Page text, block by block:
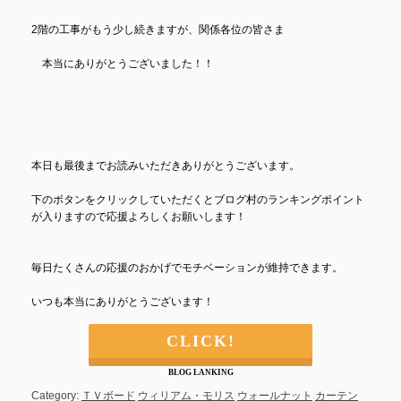
2階の工事がもう少し続きますが、関係各位の皆さま
本当にありがとうございました！！
本日も最後までお読みいただきありがとうございます。
下のボタンをクリックしていただくとブログ村のランキングポイント
が入りますので応援よろしくお願いします！
毎日たくさんの応援のおかげでモチベーションが維持できます。
いつも本当にありがとうございます！
CLICK!
BLOG LANKING
Category: ＴＶボード ウィリアム・モリス ウォールナット カーテン